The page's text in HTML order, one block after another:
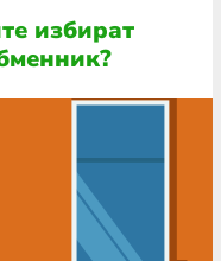
избират